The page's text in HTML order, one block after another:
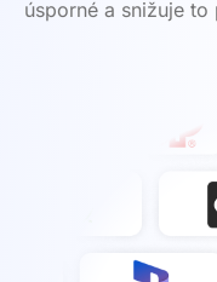
úsporné a snižuje